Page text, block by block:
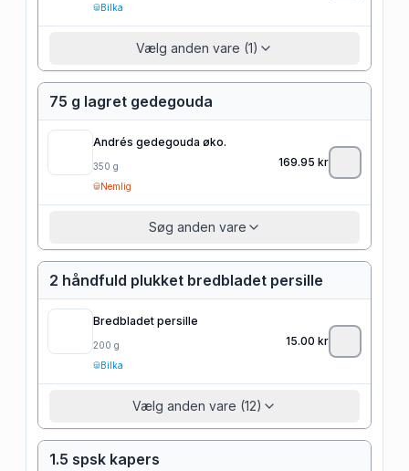
Bilka
Vælg anden vare (1)
75 g lagret gedegouda
Andrés gedegouda øko.
350 g
Nemlig
169.95 kr
Søg anden vare
2 håndfuld plukket bredbladet persille
Bredbladet persille
200 g
Bilka
15.00 kr
Vælg anden vare (12)
1.5 spsk kapers